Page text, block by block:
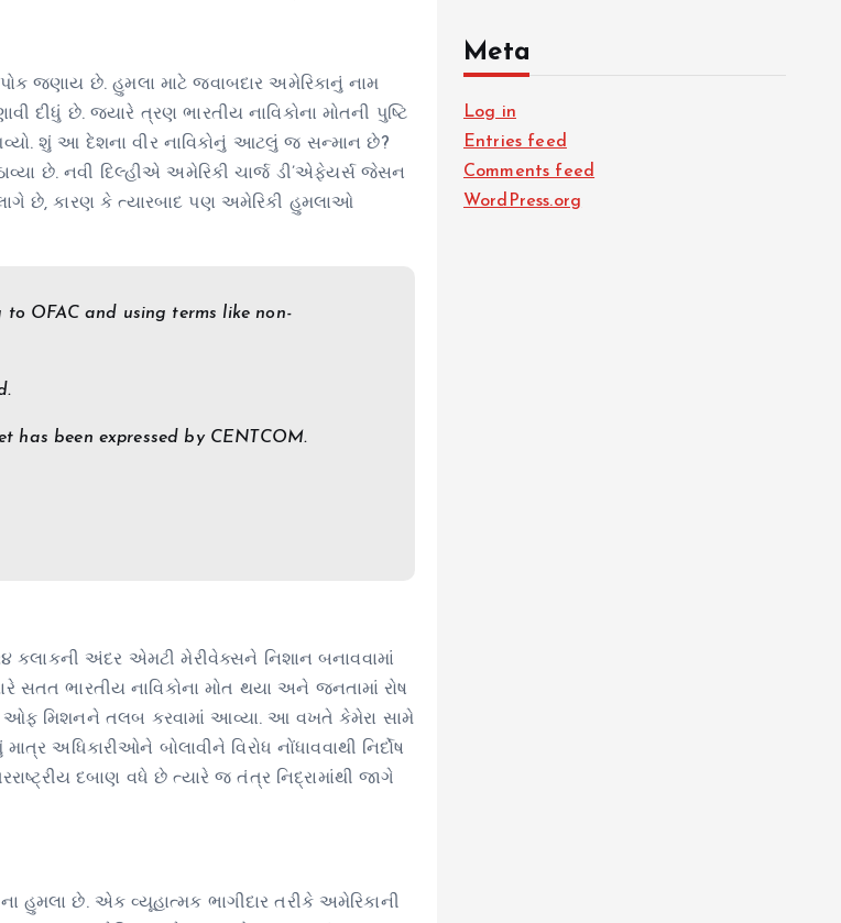
જણાય છે. હુમલા માટે જવાબદાર અમેરિકાનું નામ
દીધું છે. જ્યારે ત્રણ ભારતીય નાવિકોના મોતની પુષ્ટિ
શું આ દેશના વીર નાવિકોનું આટલું જ સન્માન છે?
છે. નવી દિલ્હીએ અમેરિકી ચાર્જ ડી’એફેયર્સ જેસન
છે, કારણ કે ત્યારબાદ પણ અમેરિકી હુમલાઓ
OFAC and using terms like non-
has been expressed by CENTCOM.
અંદર એમટી મેરીવેક્સને નિશાન બનાવવામાં
ભારતીય નાવિકોના મોત થયા અને જનતામાં રોષ
ઓફ મિશનને તલબ કરવામાં આવ્યા. આ વખતે કેમેરા સામે
અધિકારીઓને બોલાવીને વિરોધ નોંધાવવાથી નિર્દોષ
દબાણ વધે છે ત્યારે જ તંત્ર નિદ્રામાંથી જાગે
હુમલા છે. એક વ્યૂહાત્મક ભાગીદાર તરીકે અમેરિકાની
Meta
Log in
Entries feed
Comments feed
WordPress.org